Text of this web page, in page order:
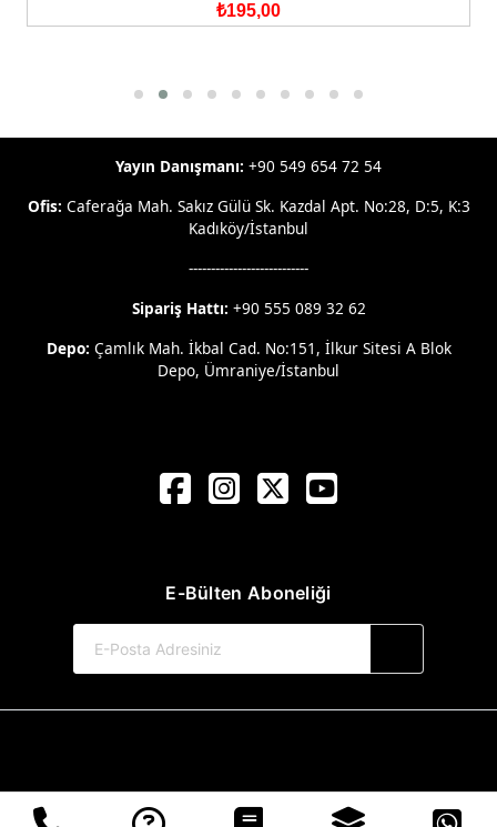
₺195,00
Yayın Danışmanı: +90 549 654 72 54
Ofis: Caferağa Mah. Sakız Gülü Sk. Kazdal Apt. No:28, D:5, K:3
Kadıköy/İstanbul
---------------------------
Sipariş Hattı: +90 555 089 32 62
Depo: Çamlık Mah. İkbal Cad. No:151, İlkur Sitesi A Blok
Depo, Ümraniye/İstanbul
E-Bülten Aboneliği